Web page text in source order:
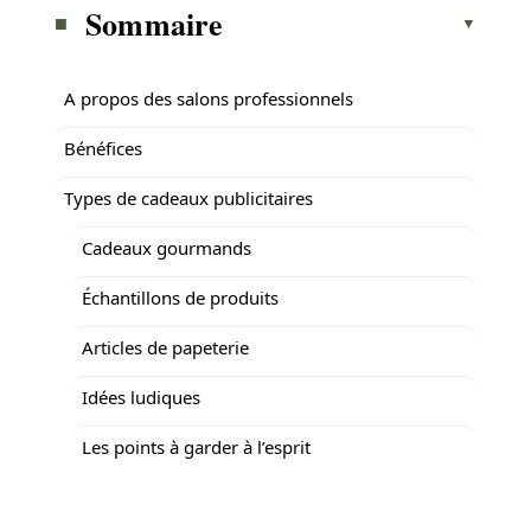
Sommaire
A propos des salons professionnels
Bénéfices
Types de cadeaux publicitaires
Cadeaux gourmands
Échantillons de produits
Articles de papeterie
Idées ludiques
Les points à garder à l’esprit